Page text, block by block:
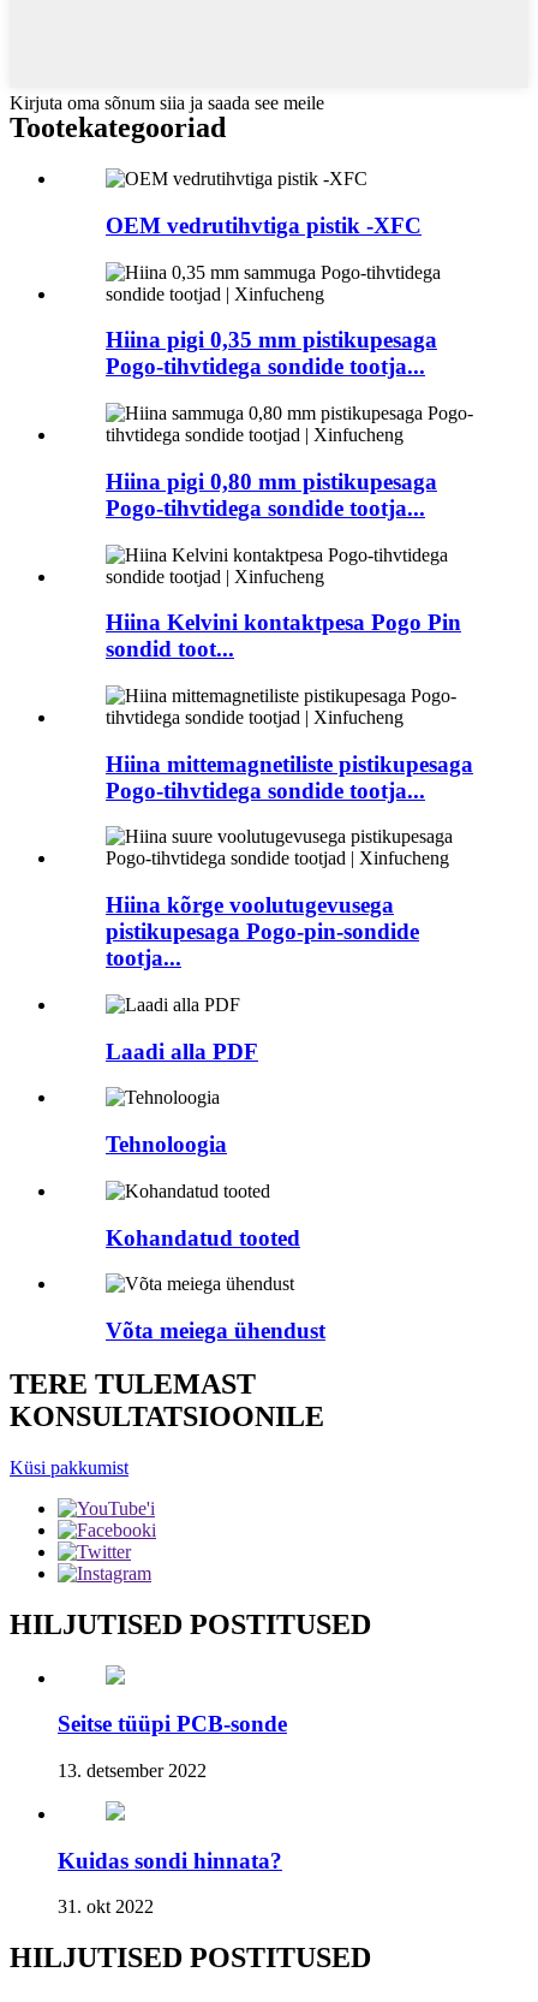
Kirjuta oma sõnum siia ja saada see meile
Tootekategooriad
OEM vedrutihvtiga pistik -XFC
Hiina pigi 0,35 mm pistikupesaga
Pogo-tihvtidega sondide tootja...
Hiina pigi 0,80 mm pistikupesaga
Pogo-tihvtidega sondide tootja...
Hiina Kelvini kontaktpesa Pogo Pin
sondid toot...
Hiina mittemagnetiliste pistikupesaga
Pogo-tihvtidega sondide tootja...
Hiina kõrge voolutugevusega
pistikupesaga Pogo-pin-sondide
tootja...
Laadi alla PDF
Tehnoloogia
Kohandatud tooted
Võta meiega ühendust
TERE TULEMAST
KONSULTATSIOONILE
Küsi pakkumist
HILJUTISED POSTITUSED
Seitse tüüpi PCB-sonde
13. detsember 2022
Kuidas sondi hinnata?
31. okt 2022
HILJUTISED POSTITUSED